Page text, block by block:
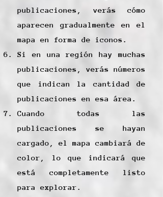
publicaciones, verás cómo
aparecen gradualmente en el
mapa en forma de iconos.
Si en una región hay muchas
publicaciones, verás números
que indican la cantidad de
publicaciones en esa área.
Cuando todas las
publicaciones se hayan
cargado, el mapa cambiará de
color, lo que indicará que
está completamente listo
para explorar.